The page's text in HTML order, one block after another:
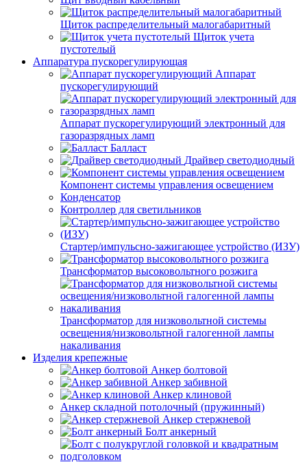
Щиток распределительный малогабаритный
Щиток учета
пустотелый
Аппаратура пускорегулирующая
Аппарат
пускорегулирующий
Аппарат пускорегулирующий электронный для
газоразрядных ламп
Балласт
Драйвер светодиодный
Компонент системы управления освещением
Конденсатор
Контроллер для светильников
Стартер/импульсно-зажигающее устройство (ИЗУ)
Трансформатор высоковольтного розжига
Трансформатор для низковольтной системы
освещения/низковольтной галогенной лампы
накаливания
Изделия крепежные
Анкер болтовой
Анкер забивной
Анкер клиновой
Анкер складной потолочный (пружинный)
Анкер стержневой
Болт анкерный